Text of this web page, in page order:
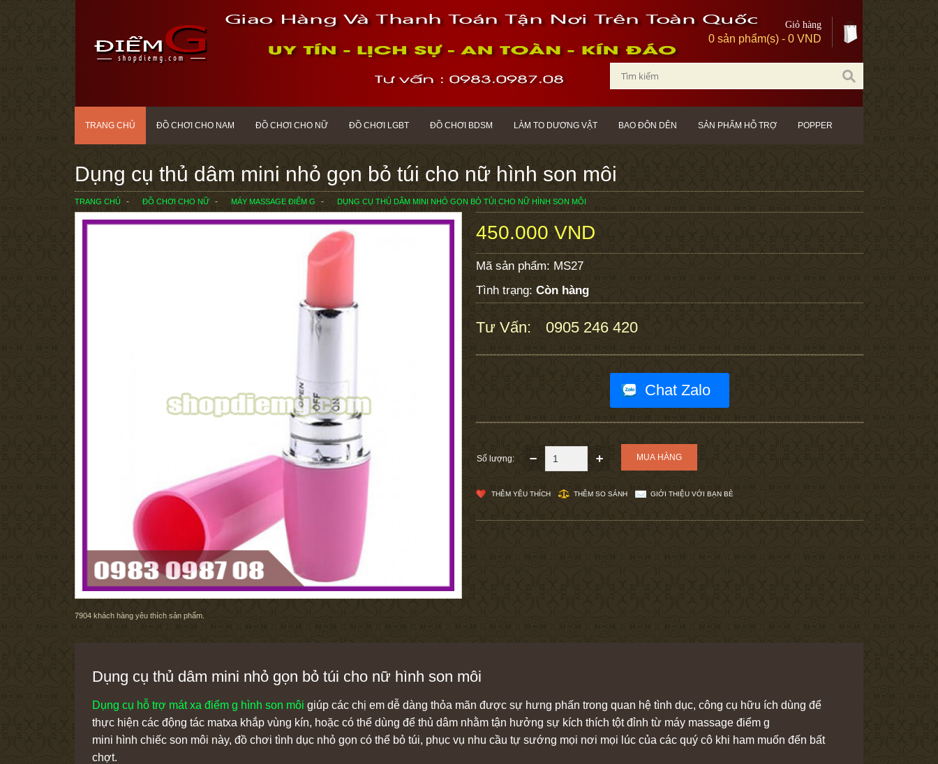
Giỏ hàng
0 sản phẩm(s) - 0 VND
TRANG CHỦ ĐỒ CHƠI CHO NAM ĐỒ CHƠI CHO NỮ ĐỒ CHƠI LGBT ĐỒ CHƠI BDSM LÀM TO DƯƠNG VẬT BAO ĐÔN DÊN SẢN PHẨM HỖ TRỢ POPPER
Dụng cụ thủ dâm mini nhỏ gọn bỏ túi cho nữ hình son môi
TRANG CHỦ ĐỒ CHƠI CHO NỮ MÁY MASSAGE ĐIỂM G DỤNG CỤ THỦ DÂM MINI NHỎ GỌN BỎ TÚI CHO NỮ HÌNH SON MÔI
7904 khách hàng yêu thích sản phẩm.
450.000 VND
Mã sản phẩm: MS27
Tình trạng: Còn hàng
Tư Vấn: 0905 246 420
Chat Zalo
Số lượng:
THÊM YÊU THÍCH THÊM SO SÁNH GIỚI THIỆU VỚI BẠN BÈ
Dụng cụ thủ dâm mini nhỏ gọn bỏ túi cho nữ hình son môi
Dụng cụ hỗ trợ mát xa điểm g hình son môi giúp các chị em dễ dàng thỏa mãn được sự hưng phấn trong quan hệ tình dục, công cụ hữu ích dùng để
thực hiện các động tác matxa khắp vùng kín, hoặc có thể dùng để thủ dâm nhằm tận hưởng sự kích thích tột đỉnh từ máy massage điểm g
mini hình chiếc son môi này, đồ chơi tình dục nhỏ gọn có thể bỏ túi, phục vụ nhu cầu tự sướng mọi nơi mọi lúc của các quý cô khi ham muốn đến bất
chợt.